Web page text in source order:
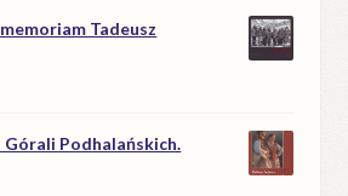
Tadeusz
Górali Podhalańskich.